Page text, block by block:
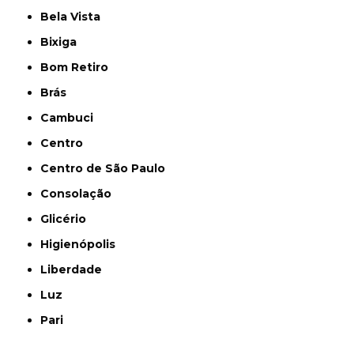
Bela Vista
Bixiga
Bom Retiro
Brás
Cambuci
Centro
Centro de São Paulo
Consolação
Glicério
Higienópolis
Liberdade
Luz
Pari